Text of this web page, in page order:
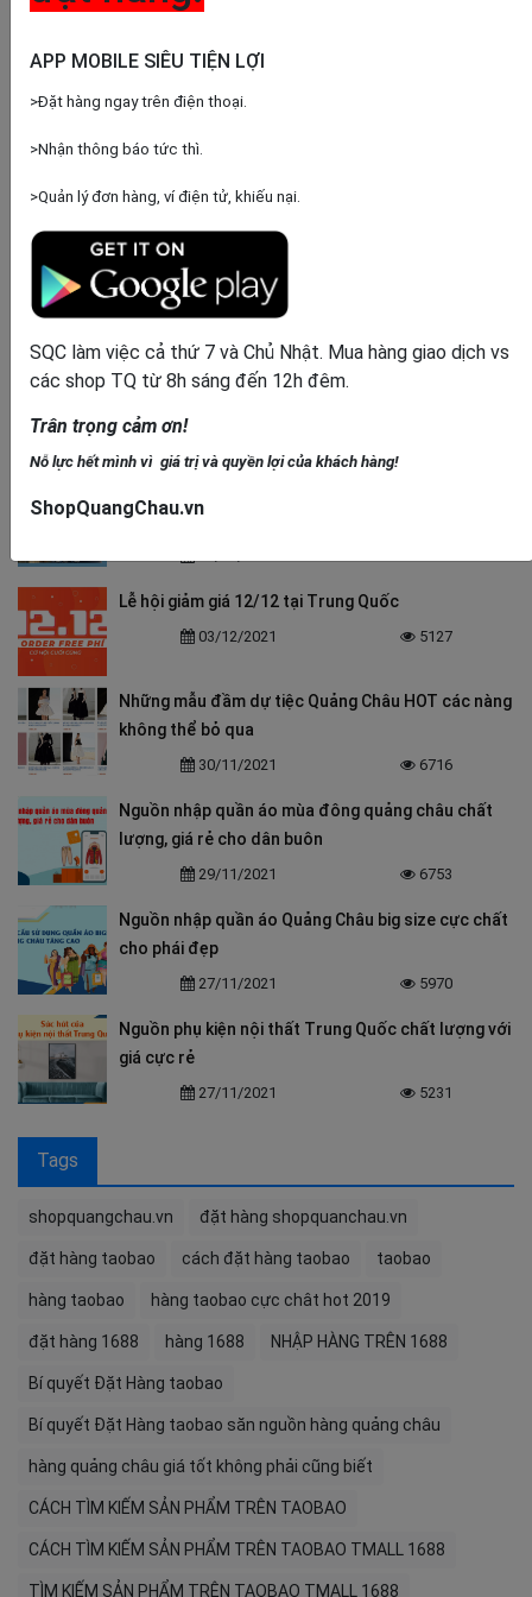
27/11/2021
Nguồn phụ kiện nội thất Trung Quốc chất lượng với
giá cực rẻ
Công cụ đặt hàng
Xem nhiều
số lưu ý khi nhập hàng
Lễ hội giảm giá 12/12 tại Trung Quốc
03/12/2021 5127
Những mẫu đầm dự tiệc Quảng Châu HOT các nàng
không thể bỏ qua
30/11/2021 6716
Nguồn nhập quần áo mùa đông quảng châu chất
lượng, giá rẻ cho dân buôn
29/11/2021 6753
Nguồn nhập quần áo Quảng Châu big size cực chất
cho phái đẹp
27/11/2021 5970
Nguồn phụ kiện nội thất Trung Quốc chất lượng với
giá cực rẻ
27/11/2021 5231
Tags
shopquangchau.vn đặt hàng shopquanchau.vn
đặt hàng taobao cách đặt hàng taobao taobao
hàng taobao hàng taobao cực chât hot 2019
đặt hàng 1688 hàng 1688 NHẬP HÀNG TRÊN 1688
Bí quyết Đặt Hàng taobao
Bí quyết Đặt Hàng taobao săn nguồn hàng quảng châu
hàng quảng châu giá tốt không phải cũng biết
CÁCH TÌM KIẾM SẢN PHẨM TRÊN TAOBAO
CÁCH TÌM KIẾM SẢN PHẨM TRÊN TAOBAO TMALL 1688
TÌM KIẾM SẢN PHẨM TRÊN TAOBAO TMALL 1688
APP MOBILE SIÊU TIỆN LỢI
>Đặt hàng ngay trên điện thoại.
>Nhận thông báo tức thì.
>Quản lý đơn hàng, ví điện tử, khiếu nại.
SQC làm việc cả thứ 7 và Chủ Nhật. Mua hàng giao dịch vs
các shop TQ từ 8h sáng đến 12h đêm.
Trân trọng cảm ơn!
Nỗ lực hết mình vì giá trị và quyền lợi của khách hàng!
ShopQuangChau.vn